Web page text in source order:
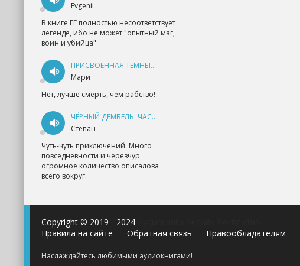
Evgenii
В книге ГГ полностью несоответствует
легенде, ибо не может "опытный маг,
воин и убийца"
ПРИСВОЕННАЯ ТЁМНЫМ. ПРОКЛЯТАЯ ЛЮБОВЬ - АННА ГЕРР
Мари
Нет, лучше смерть, чем рабство!
ЧЁРНЫЙ ДЕМБЕЛЬ. ЧАСТЬ 1 - АНДРЕЙ ФЕДИН
Степан
Чуть-чуть приключений. Много
повседневности и черезчур
огромное количество описалова
всего вокруг.
Copyright © 2019 - 2024
Правила на сайте
Обратная связь Правообладателям
Наслаждайтесь любимыми аудиокнигами!